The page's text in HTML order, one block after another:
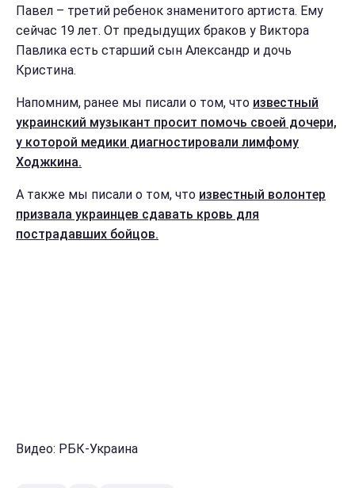
Павел – третий ребенок знаменитого артиста. Ему
сейчас 19 лет. От предыдущих браков у Виктора
Павлика есть старший сын Александр и дочь
Кристина.
Напомним, ранее мы писали о том, что известный
украинский музыкант просит помочь своей дочери,
у которой медики диагностировали лимфому
Ходжкина.
А также мы писали о том, что известный волонтер
призвала украинцев сдавать кровь для
пострадавших бойцов.
Видео: РБК-Украина